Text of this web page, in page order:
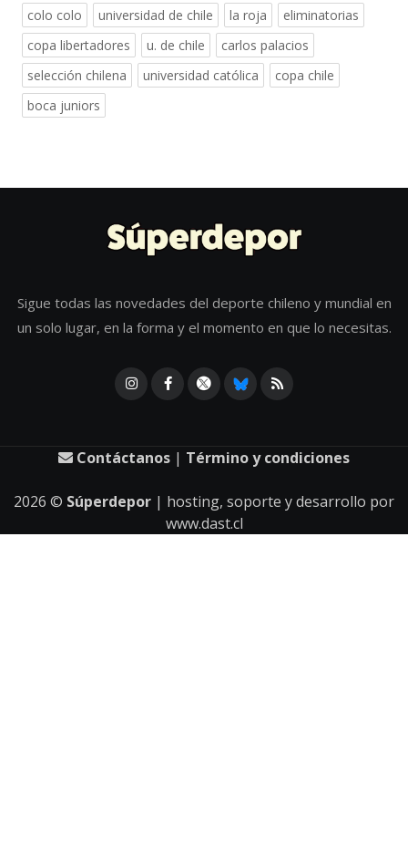
colo colo universidad de chile la roja
eliminatorias
copa libertadores
u. de chile
carlos palacios
selección chilena
universidad católica
copa chile
boca juniors
Sigue todas las novedades del deporte chileno y mundial en
un solo lugar, en la forma y el momento en que lo necesitas.
Contáctanos | Término y condiciones
2026 © Súperdepor | hosting, soporte y desarrollo por
www.dast.cl